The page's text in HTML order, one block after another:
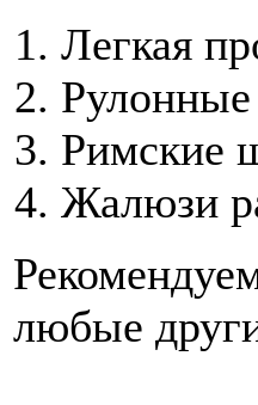
Легкая
Римские
Жалюзи
любые